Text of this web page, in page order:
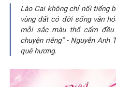
Lào Cai không chỉ nổi tiếng
vùng đất có đời sống văn
mỗi sắc màu thổ cẩm
chuyện riêng” - Nguyễn
quê hương.